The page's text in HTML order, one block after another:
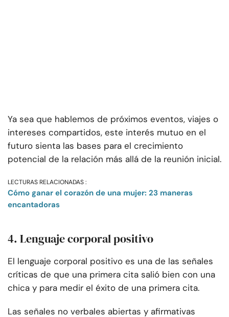
Ya sea que hablemos de próximos eventos, viajes o
intereses compartidos, este interés mutuo en el
futuro sienta las bases para el crecimiento
potencial de la relación más allá de la reunión inicial.
LECTURAS RELACIONADAS :
Cómo ganar el corazón de una mujer: 23 maneras
encantadoras
4. Lenguaje corporal positivo
El lenguaje corporal positivo es una de las señales
críticas de que una primera cita salió bien con una
chica y para medir el éxito de una primera cita.
Las señales no verbales abiertas y afirmativas